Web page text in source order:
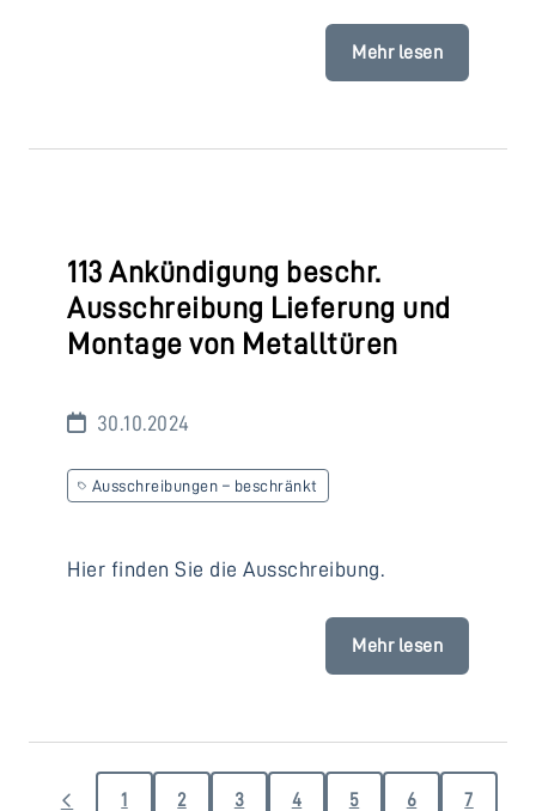
Mehr lesen
113 Ankündigung beschr.
Ausschreibung Lieferung und
Montage von Metalltüren
30.10.2024
Ausschreibungen – beschränkt
Hier finden Sie die Ausschreibung.
Mehr lesen
1 2 3 4 5 6 7